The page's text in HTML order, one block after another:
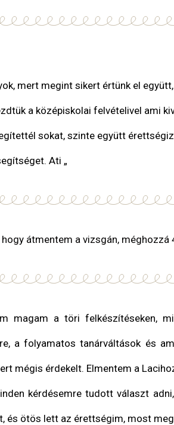
mert megint sikert értünk el
a középiskolai felvételivel ami
sokat, szinte együtt
Ati „
átmentem a vizsgán,
magam a töri felkészítéseken,
a folyamatos tanárváltások és
mégis érdekelt. Elmentem a
kérdésemre tudott választ
és ötös lett az érettségim, most